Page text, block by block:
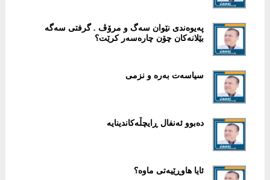
پەیوەندی نێوان سەگ و مرۆڤ . گرفتی سەگە
بێلانەکان چۆن چارەسەر کرێت؟
سیاسەت بەرە و نزمی
دەبوو ئەنفال ڕایچڵەکاندینایە
ئایا هاوڕێیەتی ماوە؟